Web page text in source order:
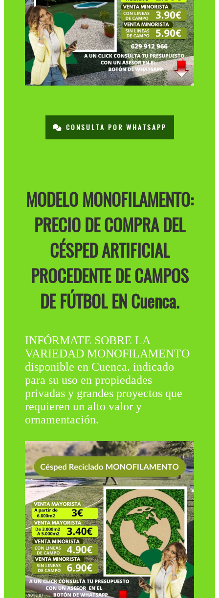
CONSULTA POR WHATSAPP
MODELO MONOFILAMENTO:
PRECIO DE COMPRA DEL
CÉSPED ARTIFICIAL
PROCEDENTE DE CAMPOS
DE FÚTBOL EN Cuenca.
INFÓRMATE SOBRE LA
VARIEDAD MONOFILAMENTO
disponible en Cuenca. indicado
para su uso en propiedades
privadas y grandes proyectos que
requieren un alto valor y
ornamentación.